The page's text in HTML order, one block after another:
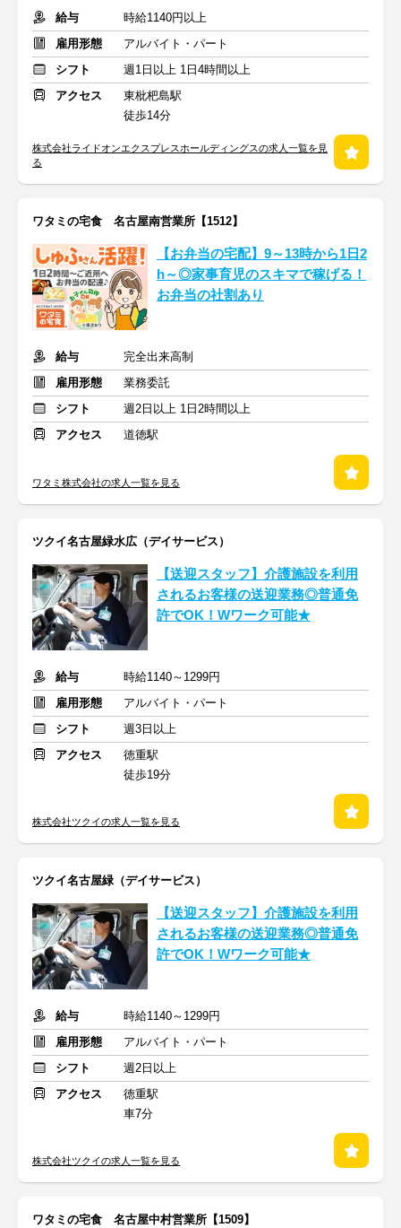
給与
時給1140円以上
雇用形態
アルバイト・パート
シフト
週1日以上 1日4時間以上
アクセス
東枇杷島駅
徒歩14分
株式会社ライドオンエクスプレスホールディングスの求人一覧を見
る
ワタミの宅食 名古屋南営業所【1512】
【お弁当の宅配】9～13時から1日2
h～◎家事育児のスキマで稼げる！
お弁当の社割あり
給与
完全出来高制
雇用形態
業務委託
シフト
週2日以上 1日2時間以上
アクセス
道徳駅
ワタミ株式会社の求人一覧を見る
ツクイ名古屋緑水広（デイサービス）
【送迎スタッフ】介護施設を利用
されるお客様の送迎業務◎普通免
許でOK！Wワーク可能★
給与
時給1140～1299円
雇用形態
アルバイト・パート
シフト
週3日以上
アクセス
徳重駅
徒歩19分
株式会社ツクイの求人一覧を見る
ツクイ名古屋緑（デイサービス）
【送迎スタッフ】介護施設を利用
されるお客様の送迎業務◎普通免
許でOK！Wワーク可能★
給与
時給1140～1299円
雇用形態
アルバイト・パート
シフト
週2日以上
アクセス
徳重駅
車7分
株式会社ツクイの求人一覧を見る
ワタミの宅食 名古屋中村営業所【1509】